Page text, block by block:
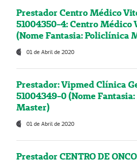
Prestador Centro Médico
51004350-4: Centro Médico
(Nome Fantasia: Policlínica
01 de Abril de 2020
Prestador: Vipmed Clínica
51004349-0 (Nome
Master)
01 de Abril de 2020
Prestador CENTRO DE